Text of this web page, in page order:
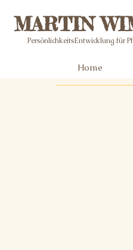
MARTIN
PersönlichkeitsEntwicklung für
Home